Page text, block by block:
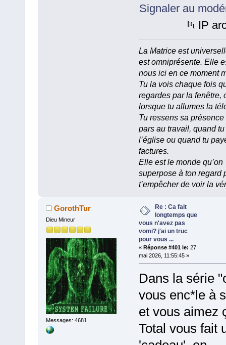
Signaler au
IP
La Matrice est
est omniprésente. Elle
nous ici en ce moment
Tu la vois chaque fois
regardes par la fenêtre,
lorsque tu allumes la
Tu ressens sa
pars au travail, quand
l’église ou quand tu
factures.
Elle est le monde qu’on
superpose à ton regard
t’empêcher de voir la
GorothTur
Dieu Mineur
Messages: 4681
Re : Ca fait
longtemps que
vous n'avez pas
vomi? j'ai un truc
pour vous ...
« Réponse #401 le: 27
mai 2026, 11:55:45 »
Dans la série
vous enc*le à
et vous aimez
Total vous fait